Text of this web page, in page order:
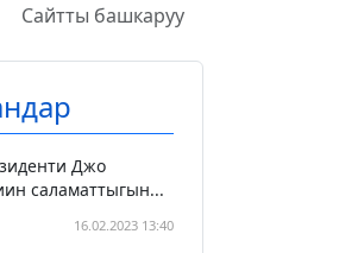
Сайтты башкаруу
Джо
саламаттыгын...
16.02.2023 13:40